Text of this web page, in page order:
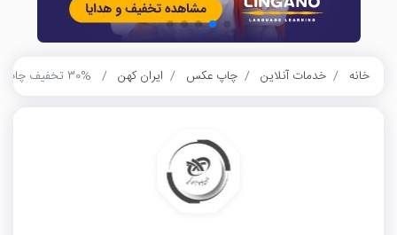
خانه خدمات آنلاین چاپ عکس ایران کهن